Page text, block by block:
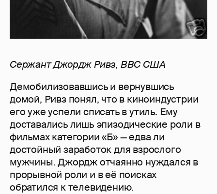
СержантДжорджРивз, ВВС США
Демобилизовавшись и вернувшись
домой, Ривз понял, что в киноиндустрии
его уже успели списать в утиль. Ему
доставались лишь эпизодические роли в
фильмах категории «Б» — едва ли
достойный заработок для взрослого
мужчины. Джордж отчаянно нуждался в
прорывной роли и в её поисках
обратился к телевидению.